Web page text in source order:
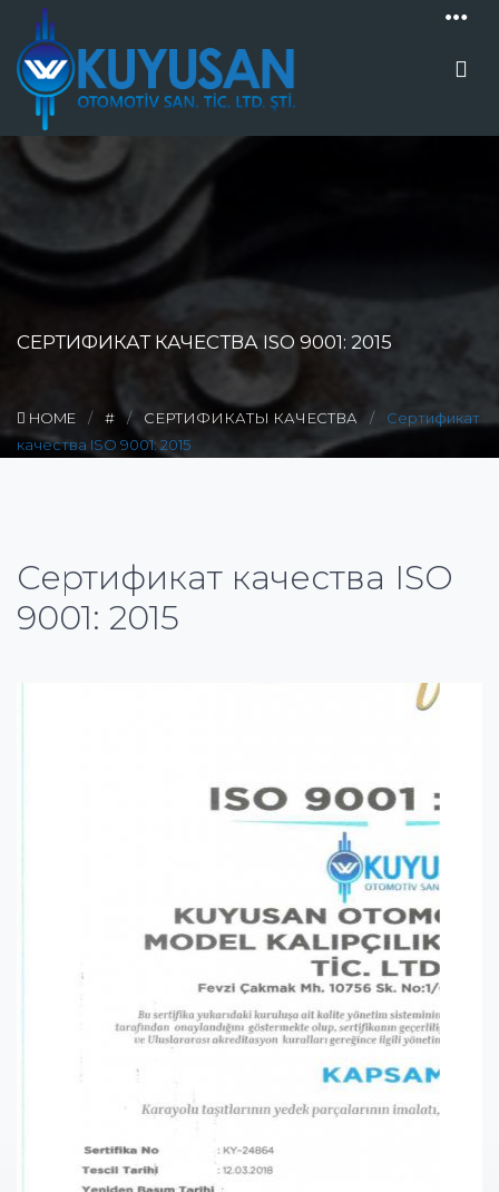
СЕРТИФИКАТ КАЧЕСТВА ISO 9001: 2015
HOME # СЕРТИФИКАТЫ КАЧЕСТВА
Сертификат
качества ISO 9001: 2015
Сертификат качества ISO
9001: 2015